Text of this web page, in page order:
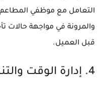
التعامل مع موظفي المطاعم
والمرونة في مواجهة حالات
قبل العميل.
4. إدارة الوقت والتنظيم